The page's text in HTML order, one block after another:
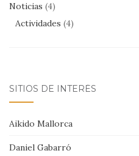
Noticias (4)
Actividades (4)
SITIOS DE INTERÉS
Aikido Mallorca
Daniel Gabarró